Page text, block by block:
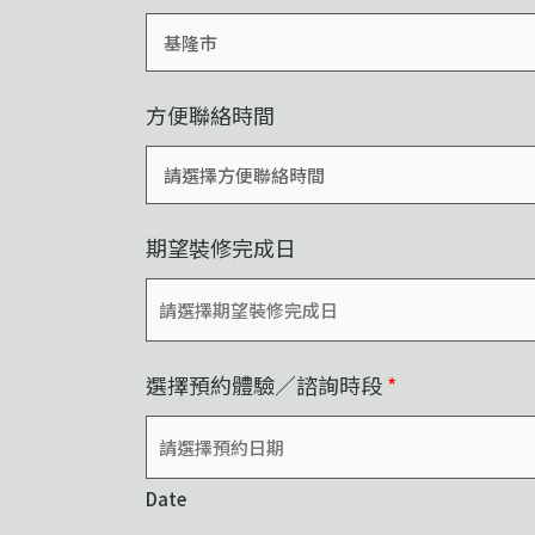
方便聯絡時間
期望裝修完成日
選擇預約體驗／諮詢時段*
Date